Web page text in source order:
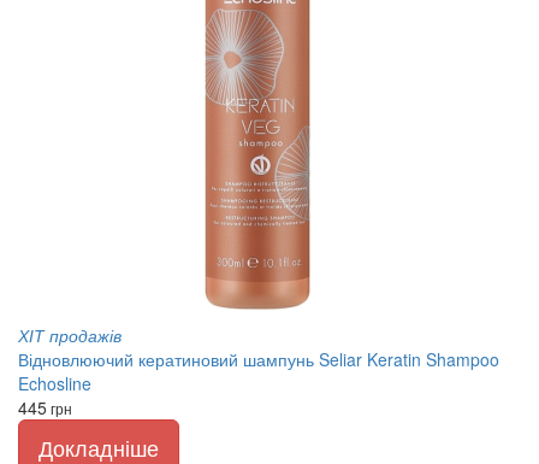
ХІТ продажів
Відновлюючий кератиновий шампунь Seliar Keratin Shampoo
Echosline
445грн
Докладніше